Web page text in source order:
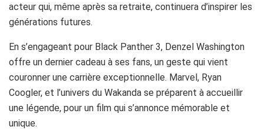
acteur qui, même après sa retraite, continuera d’inspirer les
générations futures.
En s’engageant pour Black Panther 3, Denzel Washington
offre un dernier cadeau à ses fans, un geste qui vient
couronner une carrière exceptionnelle. Marvel, Ryan
Coogler, et l’univers du Wakanda se préparent à accueillir
une légende, pour un film qui s’annonce mémorable et
unique.